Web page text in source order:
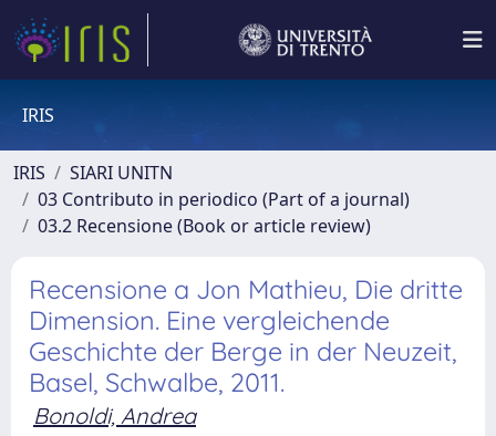
IRIS
IRIS
SIARI UNITN
03 Contributo in periodico (Part of a journal)
03.2 Recensione (Book or article review)
Recensione a Jon Mathieu, Die dritte
Dimension. Eine vergleichende
Geschichte der Berge in der Neuzeit,
Basel, Schwalbe, 2011.
Bonoldi, Andrea